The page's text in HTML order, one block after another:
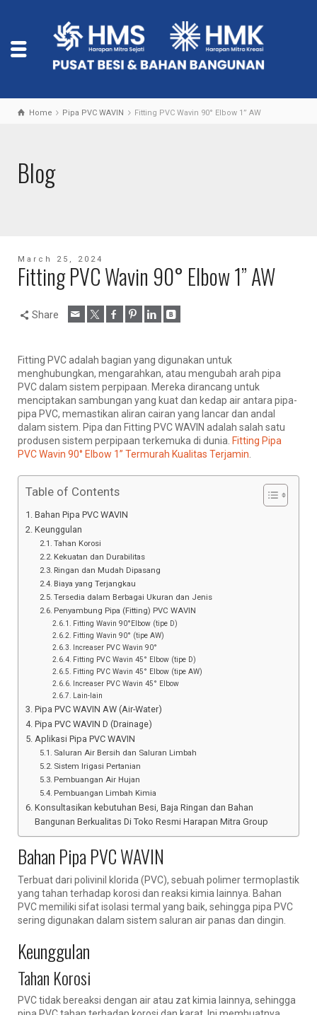
Home Pipa PVC WAVIN Fitting PVC Wavin 90° Elbow 1” AW
Blog
March 25, 2024
Fitting PVC Wavin 90° Elbow 1” AW
Share
Fitting PVC adalah bagian yang digunakan untuk
menghubungkan, mengarahkan, atau mengubah arah pipa
PVC dalam sistem perpipaan. Mereka dirancang untuk
menciptakan sambungan yang kuat dan kedap air antara pipa-
pipa PVC, memastikan aliran cairan yang lancar dan andal
dalam sistem. Pipa dan Fitting PVC WAVIN adalah salah satu
produsen sistem perpipaan terkemuka di dunia. Fitting Pipa
PVC Wavin 90° Elbow 1” Termurah Kualitas Terjamin
Table of Contents
Bahan Pipa PVC WAVIN
Keunggulan
Tahan Korosi
Kekuatan dan Durabilitas
Ringan dan Mudah Dipasang
Biaya yang Terjangkau
Tersedia dalam Berbagai Ukuran dan Jenis
Penyambung Pipa (Fitting) PVC WAVIN
Fitting Wavin 90°Elbow (tipe D)
Fitting Wavin 90° (tipe AW)
Increaser PVC Wavin 90°
Fitting PVC Wavin 45° Elbow (tipe D)
Fitting PVC Wavin 45° Elbow (tipe AW)
Increaser PVC Wavin 45° Elbow
Lain-lain
Pipa PVC WAVIN AW (Air-Water)
Pipa PVC WAVIN D (Drainage)
Aplikasi Pipa PVC WAVIN
Saluran Air Bersih dan Saluran Limbah
Sistem Irigasi Pertanian
Pembuangan Air Hujan
Pembuangan Limbah Kimia
Konsultasikan kebutuhan Besi, Baja Ringan dan Bahan
Bangunan Berkualitas Di Toko Resmi Harapan Mitra Group
Bahan Pipa PVC WAVIN
Terbuat dari polivinil klorida (PVC), sebuah polimer termoplastik
yang tahan terhadap korosi dan reaksi kimia lainnya. Bahan
PVC memiliki sifat isolasi termal yang baik, sehingga pipa PVC
sering digunakan dalam sistem saluran air panas dan dingin.
Keunggulan
Tahan Korosi
PVC tidak bereaksi dengan air atau zat kimia lainnya, sehingga